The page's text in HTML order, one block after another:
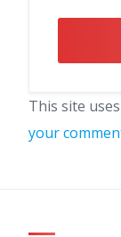
This site
your